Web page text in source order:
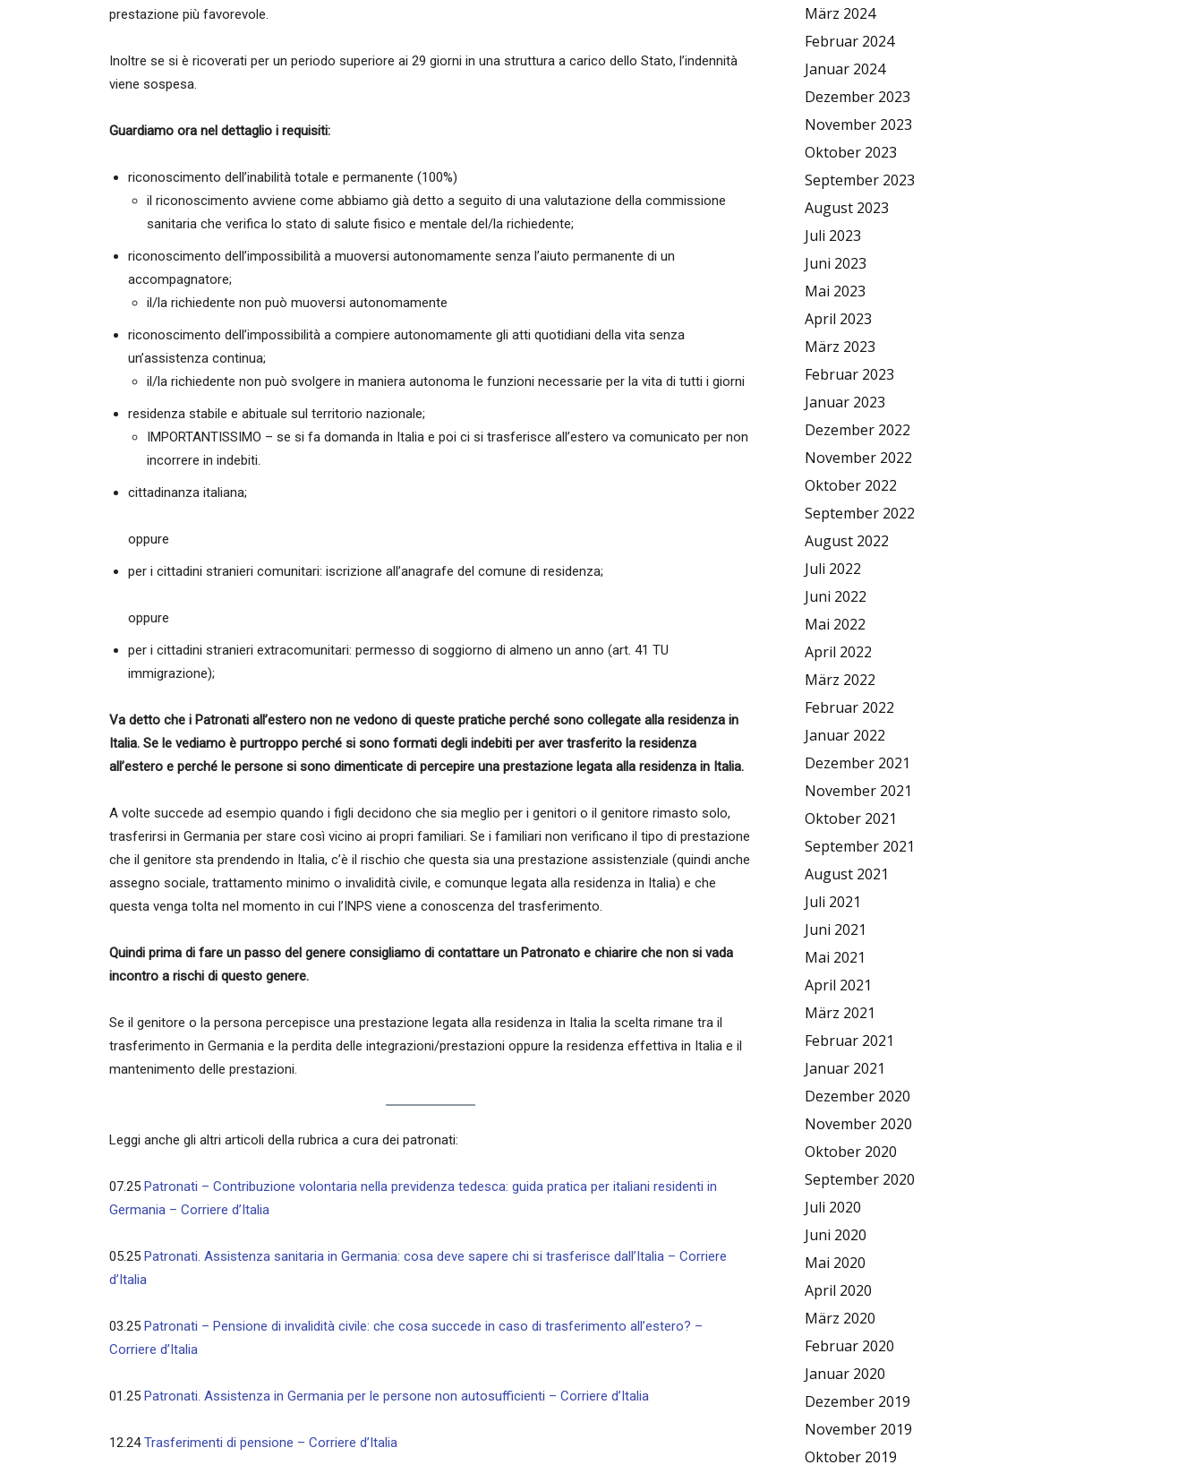
prestazione più favorevole.
Inoltre se si è ricoverati per un periodo superiore ai 29 giorni in una struttura a carico dello Stato, l’indennità
viene sospesa.
Guardiamo ora nel dettaglio i requisiti:
riconoscimento dell’inabilità totale e permanente (100%)
il riconoscimento avviene come abbiamo già detto a seguito di una valutazione della commissione
sanitaria che verifica lo stato di salute fisico e mentale del/la richiedente;
riconoscimento dell’impossibilità a muoversi autonomamente senza l’aiuto permanente di un
accompagnatore;
il/la richiedente non può muoversi autonomamente
riconoscimento dell’impossibilità a compiere autonomamente gli atti quotidiani della vita senza
un’assistenza continua;
il/la richiedente non può svolgere in maniera autonoma le funzioni necessarie per la vita di tutti i giorni
residenza stabile e abituale sul territorio nazionale;
IMPORTANTISSIMO – se si fa domanda in Italia e poi ci si trasferisce all’estero va comunicato per non
incorrere in indebiti.
cittadinanza italiana;
oppure
per i cittadini stranieri comunitari: iscrizione all’anagrafe del comune di residenza;
oppure
per i cittadini stranieri extracomunitari: permesso di soggiorno di almeno un anno (art. 41 TU
immigrazione);
Va detto che i Patronati all’estero non ne vedono di queste pratiche perché sono collegate alla residenza in
Italia. Se le vediamo è purtroppo perché si sono formati degli indebiti per aver trasferito la residenza
all’estero e perché le persone si sono dimenticate di percepire una prestazione legata alla residenza in Italia.
A volte succede ad esempio quando i figli decidono che sia meglio per i genitori o il genitore rimasto solo,
trasferirsi in Germania per stare così vicino ai propri familiari. Se i familiari non verificano il tipo di prestazione
che il genitore sta prendendo in Italia, c’è il rischio che questa sia una prestazione assistenziale (quindi anche
assegno sociale, trattamento minimo o invalidità civile, e comunque legata alla residenza in Italia) e che
questa venga tolta nel momento in cui l’INPS viene a conoscenza del trasferimento.
Quindi prima di fare un passo del genere consigliamo di contattare un Patronato e chiarire che non si vada
incontro a rischi di questo genere.
Se il genitore o la persona percepisce una prestazione legata alla residenza in Italia la scelta rimane tra il
trasferimento in Germania e la perdita delle integrazioni/prestazioni oppure la residenza effettiva in Italia e il
mantenimento delle prestazioni.
Leggi anche gli altri articoli della rubrica a cura dei patronati:
07.25 Patronati – Contribuzione volontaria nella previdenza tedesca: guida pratica per italiani residenti in
Germania – Corriere d’Italia
05.25 Patronati. Assistenza sanitaria in Germania: cosa deve sapere chi si trasferisce dall’Italia – Corriere
d’Italia
03.25 Patronati – Pensione di invalidità civile: che cosa succede in caso di trasferimento all’estero? –
Corriere d’Italia
01.25 Patronati. Assistenza in Germania per le persone non autosufficienti – Corriere d’Italia
12.24Trasferimenti di pensione – Corriere d’Italia
März 2024
Februar 2024
Januar 2024
Dezember 2023
November 2023
Oktober 2023
September 2023
August 2023
Juli 2023
Juni 2023
Mai 2023
April 2023
März 2023
Februar 2023
Januar 2023
Dezember 2022
November 2022
Oktober 2022
September 2022
August 2022
Juli 2022
Juni 2022
Mai 2022
April 2022
März 2022
Februar 2022
Januar 2022
Dezember 2021
November 2021
Oktober 2021
September 2021
August 2021
Juli 2021
Juni 2021
Mai 2021
April 2021
März 2021
Februar 2021
Januar 2021
Dezember 2020
November 2020
Oktober 2020
September 2020
Juli 2020
Juni 2020
Mai 2020
April 2020
März 2020
Februar 2020
Januar 2020
Dezember 2019
November 2019
Oktober 2019